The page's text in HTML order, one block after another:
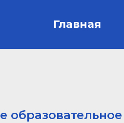
Главная